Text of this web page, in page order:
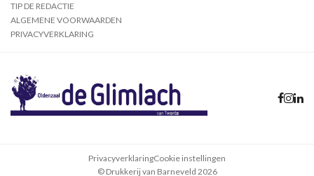
TIP DE REDACTIE
ALGEMENE VOORWAARDEN
PRIVACYVERKLARING
© Drukkerij van Barneveld 2026
PrivacyverklaringCookie instellingen